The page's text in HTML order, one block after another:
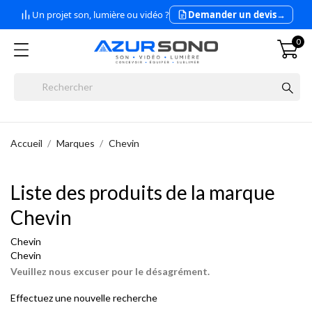
Un projet son, lumière ou vidéo ? Demander un devis→
0
Accueil Marques Chevin
Liste des produits de la marque
Chevin
Chevin
Chevin
Veuillez nous excuser pour le désagrément.
Effectuez une nouvelle recherche